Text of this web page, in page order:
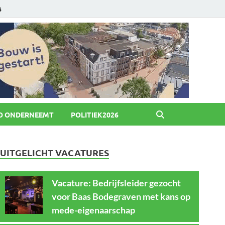
ONDERNEEMT POLITIEK2026
UITGELICHT VACATURES
Vacature: Bedrijfsleider gezocht
voor Baas Bodegraven met kans op
mede-eigenaarschap